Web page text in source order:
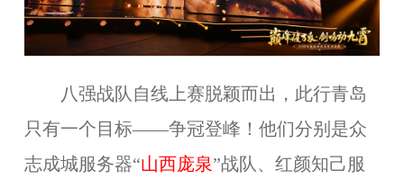
八强战队自线上赛脱颖而出，此行青岛
只有一个目标——争冠登峰！他们分别是众
志成城服务器“山西庞泉”战队、红颜知己服